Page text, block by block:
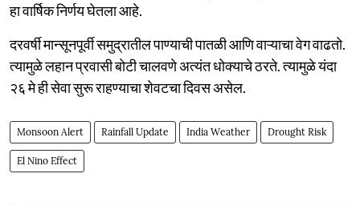
हा वार्षिक निर्णय घेतला आहे.
दरवर्षी मान्सूनपूर्वी समुद्रातील पाण्याची पातळी आणि वाऱ्याचा वेग वाढतो.
त्यामुळे लहान प्रवासी बोटी चालवणे अत्यंत धोक्याचे ठरते. त्यामुळे यंदा
२६ मे ही सेवा सुरू राहण्याचा शेवटचा दिवस असेल.
Monsoon Alert Rainfall Update India Weather Drought Risk
El Nino Effect